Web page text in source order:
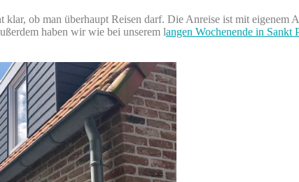
ob man überhaupt Reisen darf. Die Anreise ist mit eigenem
haben wir wie bei unserem langen Wochenende in Sankt